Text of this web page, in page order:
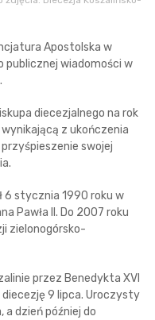
Apostolska w
publicznej wiadomości w
diecezjalnego na rok
z ukończenia
swojej
6 stycznia 1990 roku w
Pawła II. Do 2007 roku
zielonogórsko-
przez Benedykta XVI
diecezję 9 lipca. Uroczysty
a dzień później do